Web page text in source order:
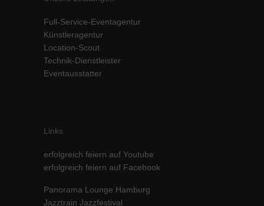
Full-Service-Eventagentur
Künstleragentur
Location-Scout
Technik-Dienstleister
Eventausstatter
Links
erfolgreich feiern auf Youtube
erfolgreich feiern auf Facebook
Panorama Lounge Hamburg
Jazztrain Jazzfestival
standardmäßig blockiert. Wenn Cookies von externen Medien akzeptiert
werden, bedarf der Zugriff auf diese Inhalte keiner manuellen Einwilligung
Cookie-Informationen anzeigen
powered by Borlabs Cookie